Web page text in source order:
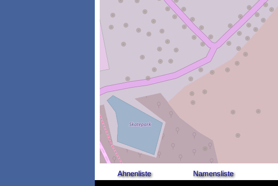
Ahnenliste Namensliste